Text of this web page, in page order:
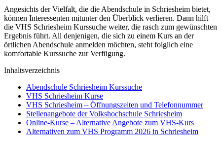
Angesichts der Vielfalt, die die Abendschule in Schriesheim bietet,
können Interessenten mitunter den Überblick verlieren. Dann hilft
die VHS Schriesheim Kurssuche weiter, die rasch zum gewünschten
Ergebnis führt. All denjenigen, die sich zu einem Kurs an der
örtlichen Abendschule anmelden möchten, steht folglich eine
komfortable Kurssuche zur Verfügung.
Inhaltsverzeichnis
Abendschule Schriesheim Kurssuche
VHS Schriesheim Kurse
VHS Schriesheim – Öffnungszeiten und Telefonnummer
Stellenangebote der Volkshochschule Schriesheim
Online-Kurse – Alternative Angebote zum VHS-Kurs
Alternativen zum VHS Programm 2026 in Schriesheim